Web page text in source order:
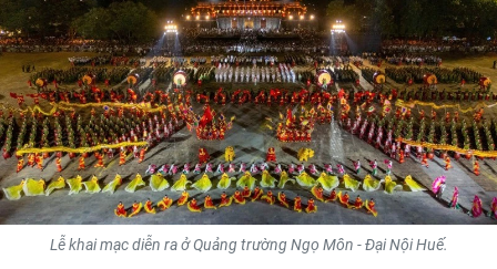
GIÁO DỤC
Y TẾ
KHOA HỌC - CÔNG NGHỆ
MÔI TRƯỜNG
Lễ khai mạc diễn ra ở Quảng trường Ngọ Môn - Đại Nội Huế.